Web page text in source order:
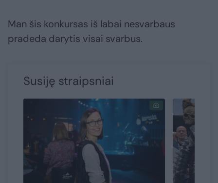
Man šis konkursas iš labai nesvarbaus
pradeda darytis visai svarbus.
Susiję straipsniai